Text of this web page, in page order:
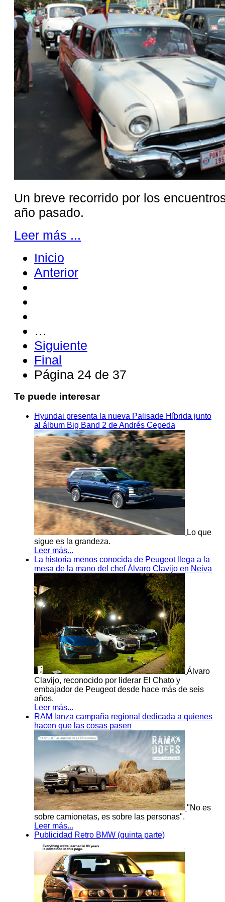
Un breve recorrido por los
año pasado.
Leer más ...
Inicio
Anterior
…
Siguiente
Final
Página 24 de 37
Te puede interesar
Hyundai presenta la nueva Palisade Híbrida junto
al álbum Big Band 2 de Andrés Cepeda
Lo que
sigue es la grandeza.
Leer más...
La historia menos conocida de Peugeot llega a la
mesa de la mano del chef Álvaro Clavijo en Neiva
Álvaro
Clavijo, reconocido por liderar El Chato y
embajador de Peugeot desde hace más de seis
años.
Leer más...
RAM lanza campaña regional dedicada a quienes
hacen que las cosas pasen
"No es
sobre camionetas, es sobre las personas".
Leer más...
Publicidad Retro BMW (quinta parte)